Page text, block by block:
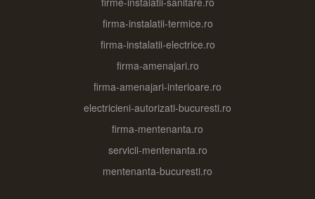
firma-instalatii-termice.ro
firma-instalatii-electrice.ro
firma-amenajari.ro
firma-amenajari-interioare.ro
electricieni-autorizati-bucuresti.ro
firma-mentenanta.ro
servicii-mentenanta.ro
mentenanta-bucuresti.ro